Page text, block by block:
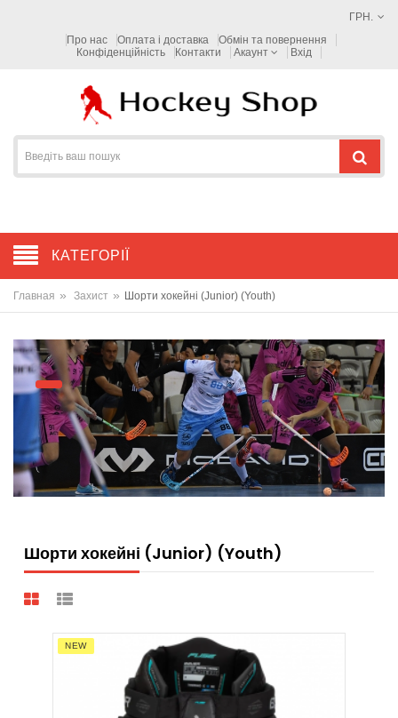
ГРН.
Про нас
Оплата і доставка
Обмін та повернення
Конфіденційність
Контакти Акаунт Вхід
КАТЕГОРІЇ
Главная » Захист » Шорти хокейні (Junior) (Youth)
Шорти хокейні (Junior) (Youth)
NEW